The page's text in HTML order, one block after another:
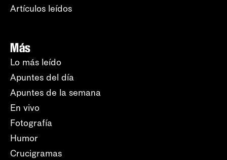
Artículos leídos
Más
Lo más leído
Apuntes del día
Apuntes de la semana
En vivo
Fotografía
Humor
Crucigramas